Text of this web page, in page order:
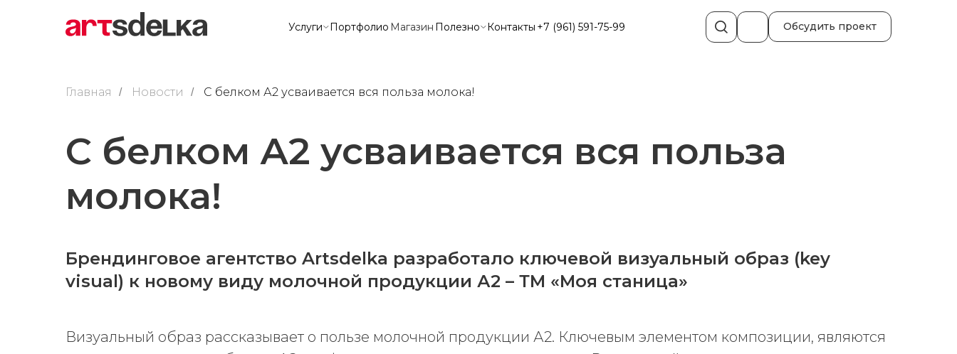
Услуги Портфолио Магазин Полезно Контакты +7 (961) 591-75-99 Обсудить проект
Главная / Новости / С белком А2 усваивается вся польза молока!
С белком А2 усваивается вся польза
молока!
Брендинговое агентство Artsdelka разработало ключевой визуальный образ (key
visual) к новому виду молочной продукции А2 – ТМ «Моя станица»
Визуальный образ рассказывает о пользе молочной продукции А2. Ключевым элементом композиции, являются